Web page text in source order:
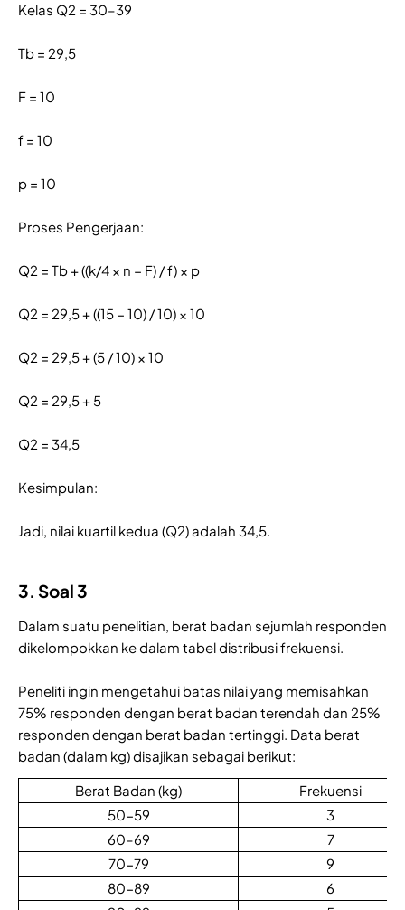
Kelas Q2 = 30–39
Tb = 29,5
F = 10
f = 10
p = 10
Proses Pengerjaan:
Q2 = Tb + ((k/4 × n − F) / f) × p
Q2 = 29,5 + ((15 − 10) / 10) × 10
Q2 = 29,5 + (5 / 10) × 10
Q2 = 29,5 + 5
Q2 = 34,5
Kesimpulan:
Jadi, nilai kuartil kedua (Q2) adalah 34,5.
3. Soal 3
Dalam suatu penelitian, berat badan sejumlah responden
dikelompokkan ke dalam tabel distribusi frekuensi.
Peneliti ingin mengetahui batas nilai yang memisahkan
75% responden dengan berat badan terendah dan 25%
responden dengan berat badan tertinggi. Data berat
badan (dalam kg) disajikan sebagai berikut:
Berat Badan (kg)
Frekuensi
50-59
3
60–69
7
70-79
9
80-89
6